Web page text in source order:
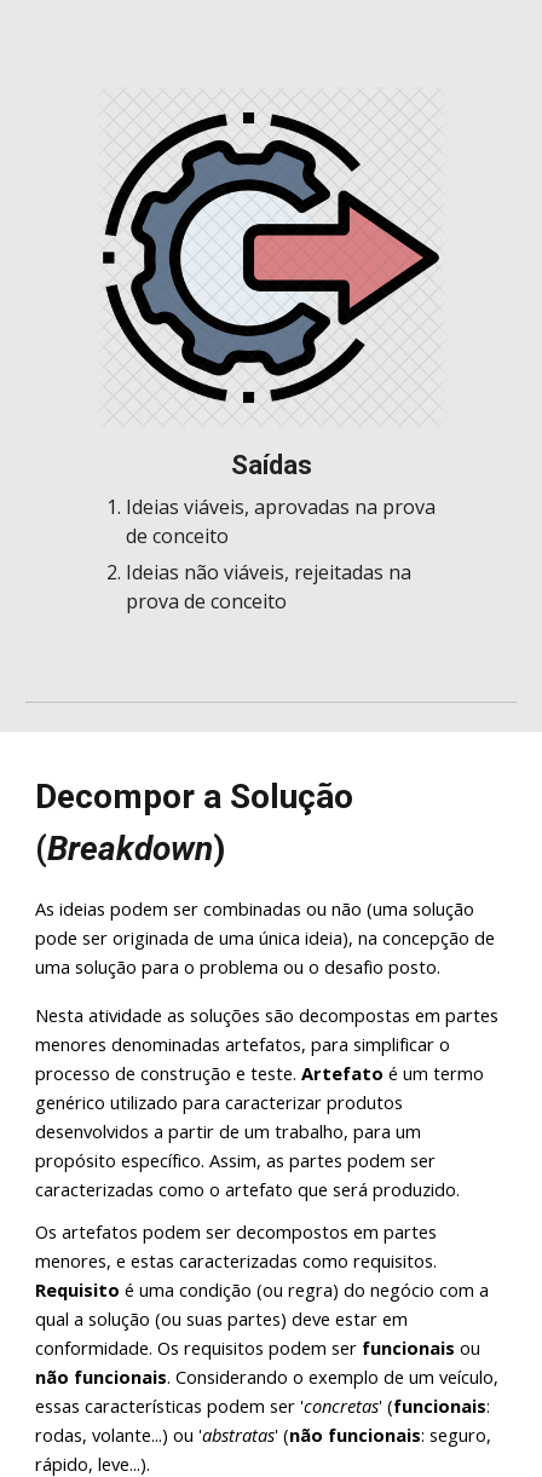
Saídas
Ideias viáveis, aprovadas na prova
de conceito
Ideias não viáveis, rejeitadas na
prova de conceito
Decompor a Solução
(Breakdown)
As ideias podem ser combinadas ou não (uma solução
pode ser originada de uma única ideia), na concepção de
uma solução para o problema ou o desafio posto.
Nesta atividade assoluçõessão decompostas em partes
menores denominadasartefatos, para simplificar o
processo de construção e teste.Artefato é um termo
genérico utilizado para caracterizar produtos
desenvolvidos a partir de um trabalho, para um
propósito específico. Assim, as partes podem ser
caracterizadas como oartefato que será produzido.
Osartefatos podem ser decompostos em partes
menores, e estas caracterizadas comorequisitos.
Requisito é uma condição (ou regra) do negócio com a
qual asolução(ou suas partes) deve estar em
conformidade. Os requisitos podem ser funcionais ou
não funcionais. Considerando o exemplo de um veículo,
essas características podem ser 'concretas' (funcionais:
rodas, volante...) ou 'abstratas' (não funcionais: seguro,
rápido, leve...).